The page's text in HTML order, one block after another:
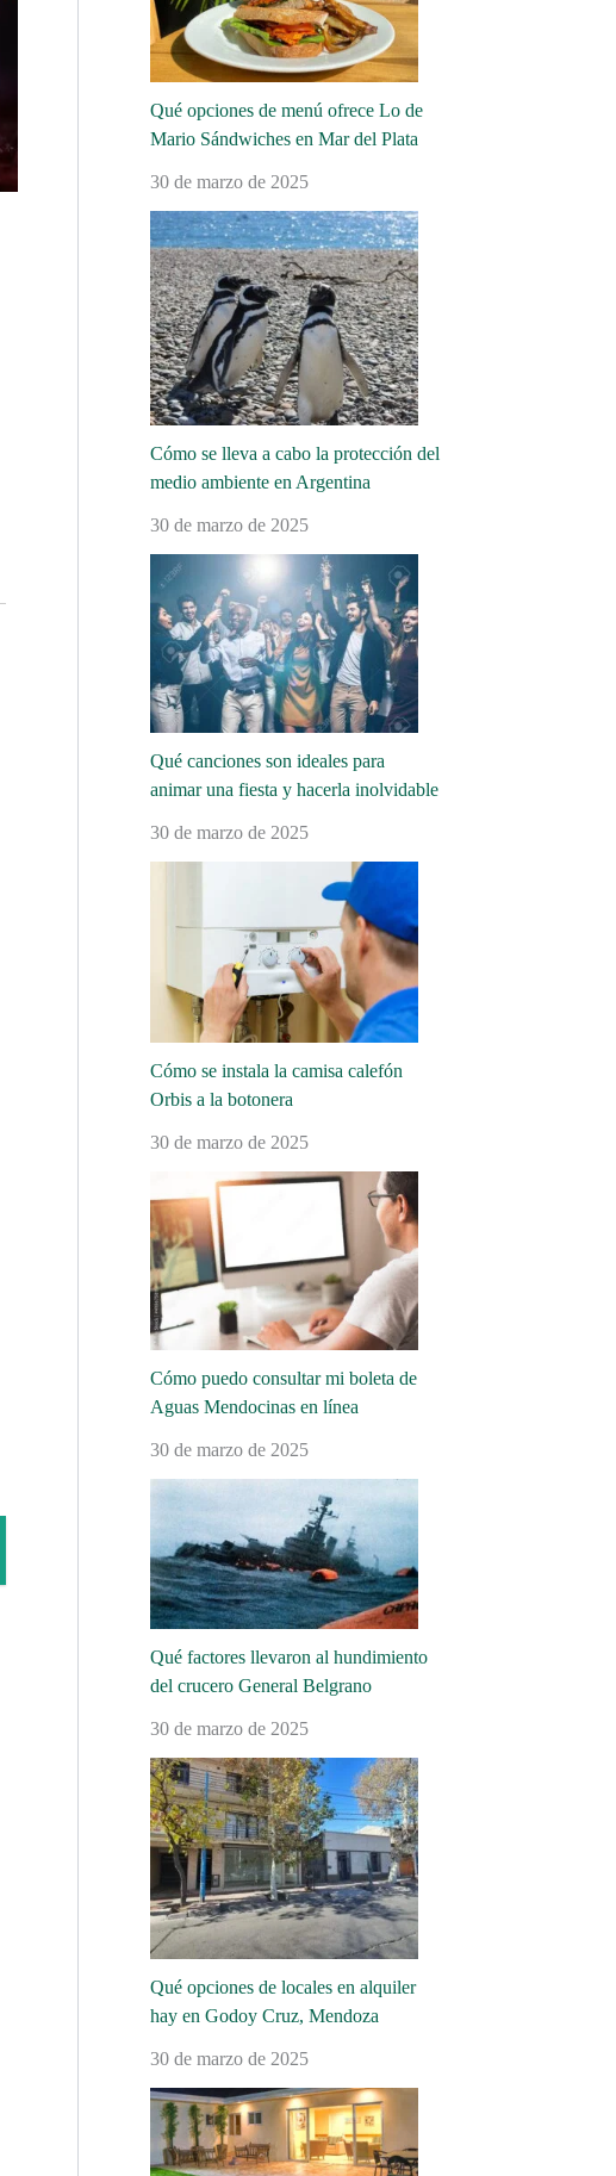
Qué opciones de menú ofrece Lo de
Mario Sándwiches en Mar del Plata
30 de marzo de 2025
Cómo se lleva a cabo la protección del
medio ambiente en Argentina
30 de marzo de 2025
Qué canciones son ideales para
animar una fiesta y hacerla inolvidable
30 de marzo de 2025
Cómo se instala la camisa calefón
Orbis a la botonera
30 de marzo de 2025
Cómo puedo consultar mi boleta de
Aguas Mendocinas en línea
30 de marzo de 2025
Qué factores llevaron al hundimiento
del crucero General Belgrano
30 de marzo de 2025
Qué opciones de locales en alquiler
hay en Godoy Cruz, Mendoza
30 de marzo de 2025